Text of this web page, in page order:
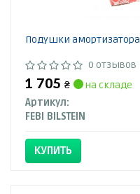
Подушки амортизатора
0 отзывов
1 705 ₴
на складе
Артикул:
FEBI BILSTEIN
КУПИТЬ